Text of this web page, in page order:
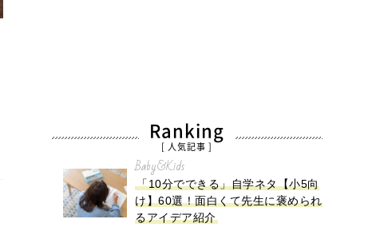
Ranking
[ 人気記事 ]
Baby&Kids
「10分でできる」自学ネタ【小5向
け】60選！面白くて先生に褒められ
るアイデア紹介